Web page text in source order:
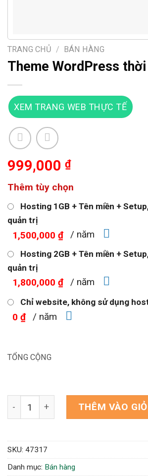
TRANG CHỦ / BÁN HÀNG
Theme WordPress
XEM TRANG WEB THỰC TẾ
999,000 ₫
Thêm tùy chọn
Hosting 1GB + Tên miền +
quản trị
1,500,000 ₫ / năm
Hosting 2GB + Tên miền +
quản trị
1,800,000 ₫ / năm
Chỉ website, không sử dụng
0 ₫ / năm
TỔNG CỘNG
Theme WordPress thời trang nội y
THÊM VÀO
SKU: 47317
Danh mục: Bán hàng